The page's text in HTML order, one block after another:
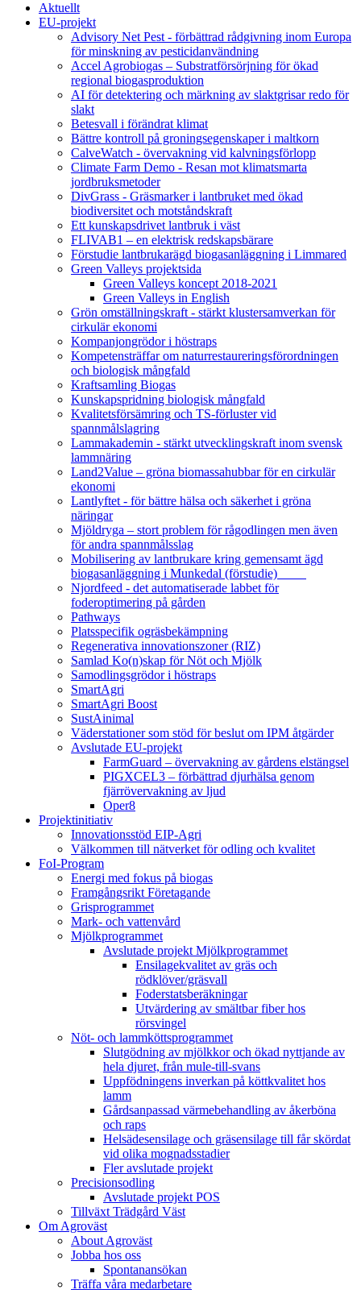
Aktuellt
EU-projekt
Advisory Net Pest - förbättrad rådgivning inom Europa
för minskning av pesticidanvändning
Accel Agrobiogas – Substratförsörjning för ökad
regional biogasproduktion
AI för detektering och märkning av slaktgrisar redo för
slakt
Betesvall i förändrat klimat
Bättre kontroll på groningsegenskaper i maltkorn
CalveWatch - övervakning vid kalvningsförlopp
Climate Farm Demo - Resan mot klimatsmarta
jordbruksmetoder
DivGrass - Gräsmarker i lantbruket med ökad
biodiversitet och motståndskraft
Ett kunskapsdrivet lantbruk i väst
FLIVAB1 – en elektrisk redskapsbärare
Förstudie lantbrukarägd biogasanläggning i Limmared
Green Valleys projektsida
Green Valleys koncept 2018-2021
Green Valleys in English
Grön omställningskraft - stärkt klustersamverkan för
cirkulär ekonomi
Kompanjongrödor i höstraps
Kompetensträffar om naturrestaureringsförordningen
och biologisk mångfald
Kraftsamling Biogas
Kunskapspridning biologisk mångfald
Kvalitetsförsämring och TS-förluster vid
spannmålslagring
Lammakademin - stärkt utvecklingskraft inom svensk
lammnäring
Land2Value – gröna biomassahubbar för en cirkulär
ekonomi
Lantlyftet - för bättre hälsa och säkerhet i gröna
näringar
Mjöldryga – stort problem för rågodlingen men även
för andra spannmålsslag
Mobilisering av lantbrukare kring gemensamt ägd
biogasanläggning i Munkedal (förstudie)
Njordfeed - det automatiserade labbet för
foderoptimering på gården
Pathways
Platsspecifik ogräsbekämpning
Regenerativa innovationszoner (RIZ)
Samlad Ko(n)skap för Nöt och Mjölk
Samodlingsgrödor i höstraps
SmartAgri
SmartAgri Boost
SustAinimal
Väderstationer som stöd för beslut om IPM åtgärder
Avslutade EU-projekt
FarmGuard – övervakning av gårdens elstängsel
PIGXCEL3 – förbättrad djurhälsa genom
fjärrövervakning av ljud
Oper8
Projektinitiativ
Innovationsstöd EIP-Agri
Välkommen till nätverket för odling och kvalitet
FoI-Program
Energi med fokus på biogas
Framgångsrikt Företagande
Grisprogrammet
Mark- och vattenvård
Mjölkprogrammet
Avslutade projekt Mjölkprogrammet
Ensilagekvalitet av gräs och
rödklöver/gräsvall
Foderstatsberäkningar
Utvärdering av smältbar fiber hos
rörsvingel
Nöt- och lammköttsprogrammet
Slutgödning av mjölkkor och ökad nyttjande av
hela djuret, från mule-till-svans
Uppfödningens inverkan på köttkvalitet hos
lamm
Gårdsanpassad värmebehandling av åkerböna
och raps
Helsädesensilage och gräsensilage till får skördat
vid olika mognadsstadier
Fler avslutade projekt
Precisionsodling
Avslutade projekt POS
Tillväxt Trädgård Väst
Om Agroväst
About Agroväst
Jobba hos oss
Spontanansökan
Träffa våra medarbetare